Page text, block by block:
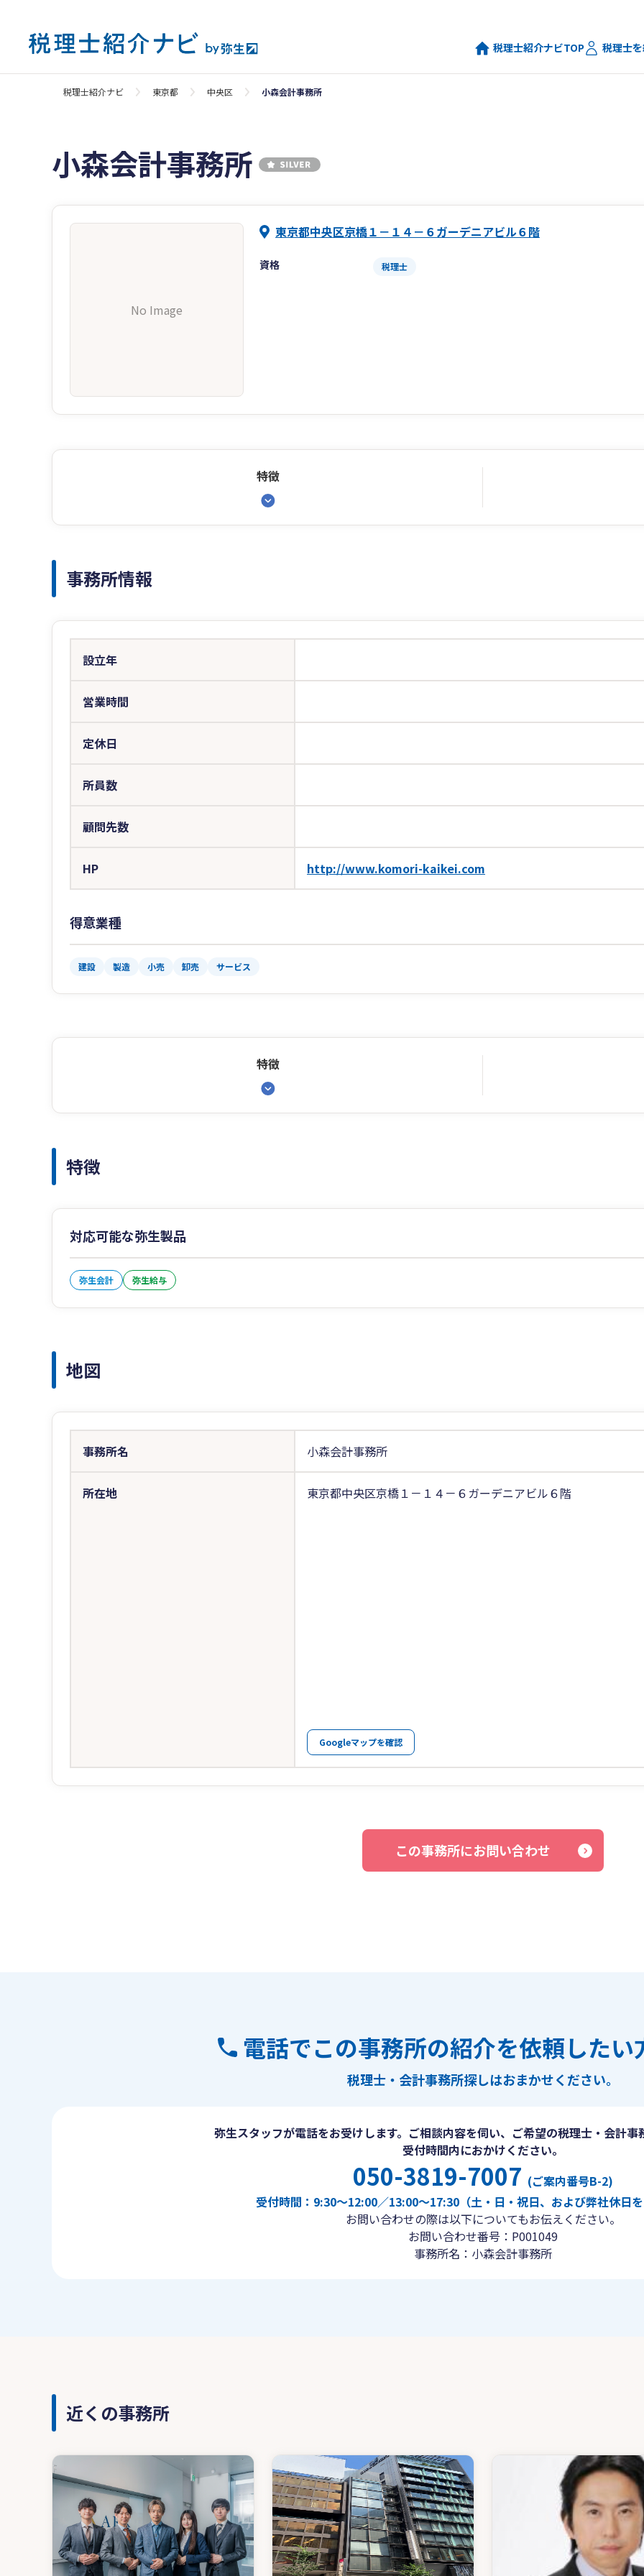
税理士紹介ナビTOP 税理士
税理士紹介ナビ 東京都 中央区 小森会計事務所
小森会計事務所
No Image
東京都中央区京橋１－１４－６ガーデニアビル６階
資格 税理士
特徴
事務所情報
設立年
営業時間
定休日
所員数
顧問先数
HP http://www.komori-kaikei.com
得意業種
建設 製造 小売 卸売 サービス
特徴
特徴
対応可能な弥生製品
弥生会計 弥生給与
地図
事務所名 小森会計事務所
所在地 東京都中央区京橋１－１４－６ガーデニアビル６階
Googleマップを確認
この事務所にお問い合わせ
電話でこの事務所の紹介を依頼したい
税理士・会計事務所探しはおまかせください。
弥生スタッフが電話をお受けします。ご相談内容を伺い、ご希望の税理士・会計事
受付時間内におかけください。
050-3819-7007 (ご案内番号B-2)
受付時間：9:30〜12:00／13:00〜17:30（土・日・祝日、および弊社休日
お問い合わせの際は以下についてもお伝えください。
お問い合わせ番号：P001049
事務所名：小森会計事務所
近くの事務所